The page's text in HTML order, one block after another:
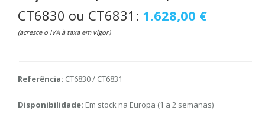
CT6830 ou CT6831: 1.628,00 €
(acresce o IVA à taxa em vigor)
Referência: CT6830 / CT6831
Disponibilidade: Em stock na Europa (1 a 2 semanas)